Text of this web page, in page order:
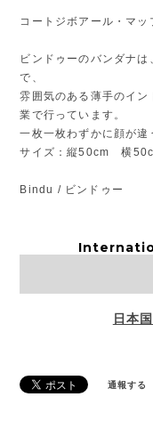
コートジボアール・マ
ビンドゥーのバンダナ
で、
雰囲気のある薄手のイ
業で行っています。
一枚一枚わずかに顔が
サイズ：縦50cm 横
Bindu / ビンドゥー
日本
通報する